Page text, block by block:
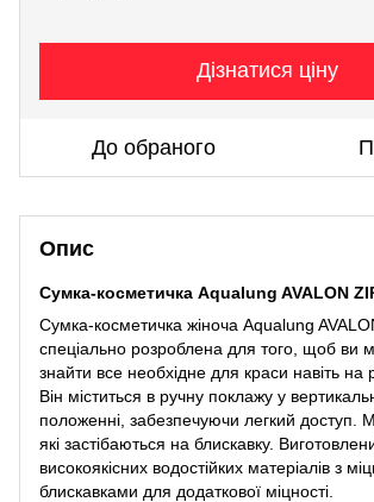
Дізнатися ціну
До обраного
Опис
Сумка-косметичка Aqualung AVALON
Сумка-косметичка жіноча Aqualung
спеціально розроблена для того, щоб ви
знайти все необхідне для краси навіть на
Він міститься в ручну поклажу у
положенні, забезпечуючи легкий доступ.
які застібаються на блискавку.
високоякісних водостійких матеріалів з
блискавками для додаткової міцності.